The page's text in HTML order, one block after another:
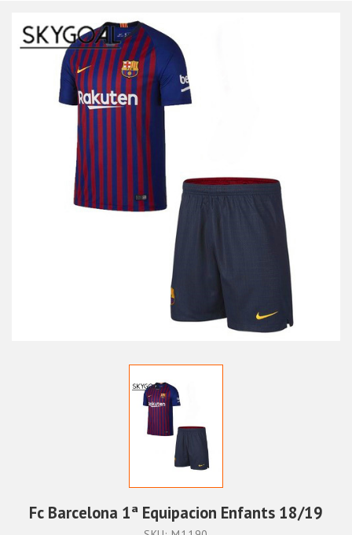
Fc Barcelona 1ª Equipacion Enfants 18/19